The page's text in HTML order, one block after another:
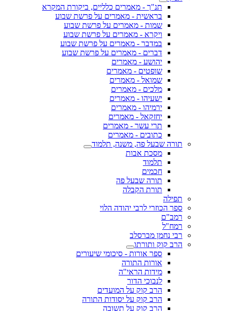
תנ"ך - מאמרים כלליים, ביקורת המקרא
בראשית - מאמרים על פרשת שבוע
שמות - מאמרים על פרשת שבוע
ויקרא - מאמרים על פרשת שבוע
במדבר - מאמרים על פרשת שבוע
דברים - מאמרים על פרשת שבוע
יהושע - מאמרים
שופטים - מאמרים
שמואל - מאמרים
מלכים - מאמרים
ישעיהו - מאמרים
ירמיהו - מאמרים
יחזקאל - מאמרים
תרי עשר - מאמרים
כתובים - מאמרים
תורה שבעל פה, משנה, תלמוד
מסכת אבות
תלמוד
חכמים
תורה שבעל פה
תורת הקבלה
תפילה
ספר הכוזרי לרבי יהודה הלוי
רמב"ם
רמח"ל
רבי נחמן מברסלב
הרב קוק ותורתו
ספר אורות - סיכומי שיעורים
אורות התורה
מידות הראי"ה
לנבוכי הדור
הרב קוק על המועדים
הרב קוק על יסודות התורה
הרב קוק על תשובה